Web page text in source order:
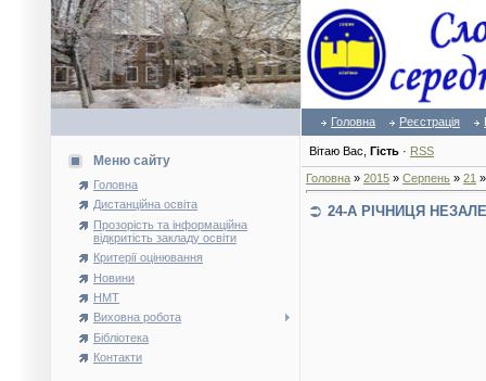
Головна Реєстрація
Меню сайту
Головна
Дистанційна освіта
Прозорість та інформаційна
відкритість закладу освіти
Критерії оцінювання
Новини
НМТ
Виховна робота
Бібліотека
Контакти
Вітаю Вас Гість · RSS
Головна » 2015 » Серпень » 21
24-А РІЧНИЦЯ